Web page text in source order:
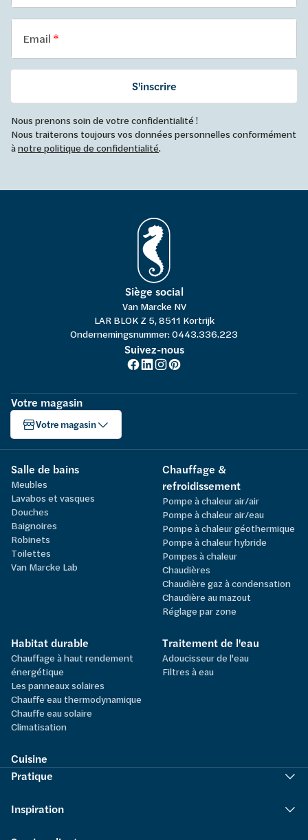
Email
S'inscrire
Nous prenons soin de votre confidentialité !
Nous traiterons toujours vos données personnelles conformément
ànotre politique de confidentialité.
Siège social
Van Marcke NV
LAR BLOK Z 5, 8511 Kortrijk
Ondernemingsnummer: 0443.336.223
Suivez-nous
Votre magasin
Votre magasin
Salle de bains
Meubles
Lavabos et vasques
Douches
Baignoires
Robinets
Toilettes
Van Marcke Lab
Chauffage &
refroidissement
Pompe à chaleur air/air
Pompe à chaleur air/eau
Pompe à chaleur géothermique
Pompe à chaleur hybride
Pompes à chaleur
Chaudières
Chaudière gaz à condensation
Chaudière au mazout
Réglage par zone
Habitat durable
Chauffage à haut rendement
énergétique
Les panneaux solaires
Chauffe eau thermodynamique
Chauffe eau solaire
Climatisation
Traitement de l'eau
Adoucisseur de l'eau
Filtres à eau
Cuisine
Pratique
Inspiration